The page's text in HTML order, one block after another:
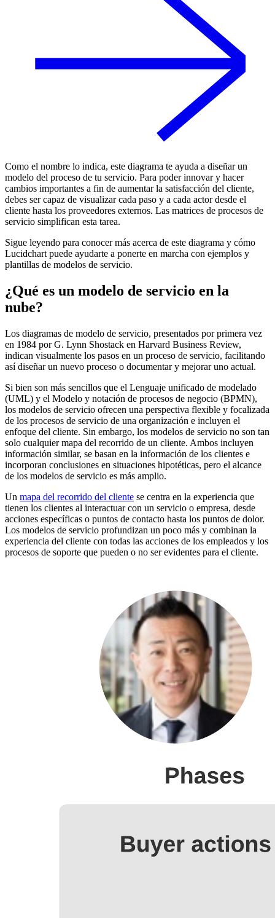
Como el nombre lo indica, este diagrama te ayuda a diseñar un
modelo del proceso de tu servicio. Para poder innovar y hacer
cambios importantes a fin de aumentar la satisfacción del cliente,
debes ser capaz de visualizar cada paso y a cada actor desde el
cliente hasta los proveedores externos. Las matrices de procesos de
servicio simplifican esta tarea.
Sigue leyendo para conocer más acerca de este diagrama y cómo
Lucidchart puede ayudarte a ponerte en marcha con ejemplos y
plantillas de modelos de servicio.
¿Qué es un modelo de servicio en la
nube?
Los diagramas de modelo de servicio, presentados por primera vez
en 1984 por G. Lynn Shostack en Harvard Business Review,
indican visualmente los pasos en un proceso de servicio, facilitando
así diseñar un nuevo proceso o documentar y mejorar uno actual.
Si bien son más sencillos que el Lenguaje unificado de modelado
(UML) y el Modelo y notación de procesos de negocio (BPMN),
los modelos de servicio ofrecen una perspectiva flexible y focalizada
de los procesos de servicio de una organización e incluyen el
enfoque del cliente. Sin embargo, los modelos de servicio no son tan
solo cualquier mapa del recorrido de un cliente. Ambos incluyen
información similar, se basan en la información de los clientes e
incorporan conclusiones en situaciones hipotéticas, pero el alcance
de los modelos de servicio es más amplio.
Un mapa del recorrido del cliente se centra en la experiencia que
tienen los clientes al interactuar con un servicio o empresa, desde
acciones específicas o puntos de contacto hasta los puntos de dolor.
Los modelos de servicio profundizan un poco más y combinan la
experiencia del cliente con todas las acciones de los empleados y los
procesos de soporte que pueden o no ser evidentes para el cliente.